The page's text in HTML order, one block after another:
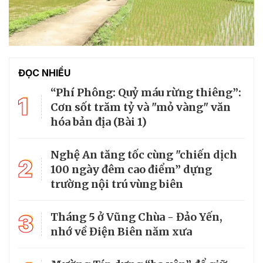
ĐỌC NHIỀU
1
“Phí Phông: Quỷ máu rừng thiêng”:
Cơn sốt trăm tỷ và "mỏ vàng" văn
hóa bản địa (Bài 1)
2
Nghệ An tăng tốc cùng "chiến dịch
100 ngày đêm cao điểm” dựng
trường nội trú vùng biên
3
Tháng 5 ở Vũng Chùa - Đảo Yến,
nhớ về Điện Biên năm xưa